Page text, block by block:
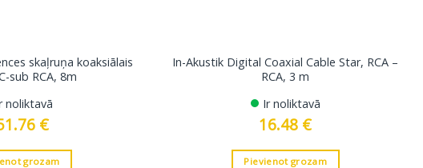
skaļruņa koaksiālais
sub RCA, 8m
noliktavā
€
grozam
In-Akustik Digital Coaxial Cable Star, RCA –
RCA, 3 m
Ir noliktavā
16.48 €
Pievienot grozam